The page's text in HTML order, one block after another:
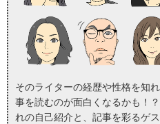
そのライターの経歴や性格を知
事を読むのが面白くなるかも！
れの自己紹介と、記事を彩るゲ